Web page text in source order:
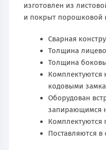
изготовлен из
и покрыт порошковой
Сварная
Толщина
Толщина
кодовыми
Оборудован
запирающимся
Комплектуются
Поставляются